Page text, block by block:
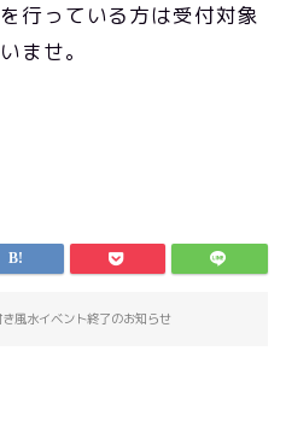
行っている方は受付対象
ませ。
風水イベント終了のお知らせ